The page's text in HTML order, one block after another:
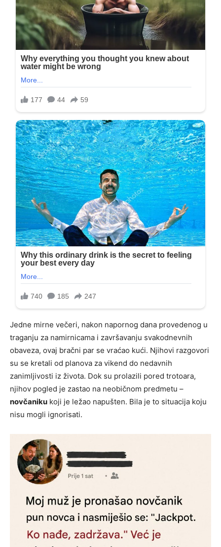
Jedne mirne večeri, nakon napornog dana provedenog u
traganju za namirnicama i završavanju svakodnevnih
obaveza, ovaj bračni par se vraćao kući. Njihovi razgovori
su se kretali od planova za vikend do nedavnih
zanimljivosti iz života. Dok su prolazili pored trotoara,
njihov pogled je zastao na neobičnom predmetu –
novčaniku koji je ležao napušten. Bila je to situacija koju
nisu mogli ignorisati.